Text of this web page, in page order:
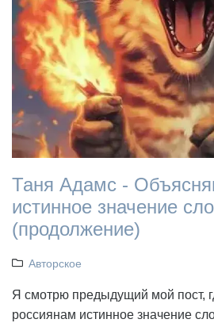
Таня Адамс -
истинное значение
(продолжение)
Авторское
Я смотрю предыдущий мой пост,
россиянам истинное значение